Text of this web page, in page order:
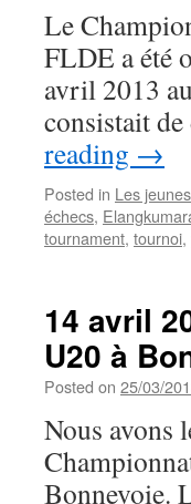
Le
FLDE a été
avril 2013
consistait
reading →
Posted in Les jeunes
échecs,
tournament, tournoi,
14 avril
U20 à
Posted on 25/03/
Nous avons
Bonnevoie.